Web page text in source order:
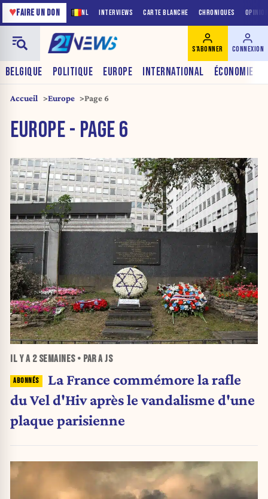
NL INTERVIEWS CARTE BLANCHE CHRONIQUES
♥FAIRE UN DON
BELGIQUE POLITIQUE EUROPE INTERNATIONAL ÉCONOMIE
S'ABONNER CONNEXION
Accueil Europe Page 6
EUROPE - PAGE 6
IL Y A 2 SEMAINES• PAR A JS
La France commémore la rafle
du Vel d'Hiv après le vandalisme d'une
plaque parisienne